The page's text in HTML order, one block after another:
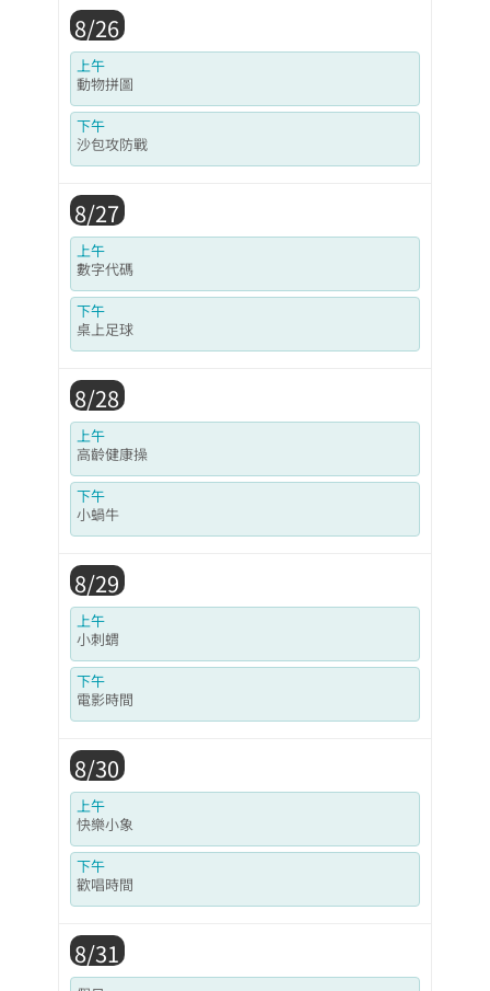
8/26
上午
動物拼圖
下午
沙包攻防戰
8/27
上午
數字代碼
下午
桌上足球
8/28
上午
高齡健康操
下午
小蝸牛
8/29
上午
小刺蝟
下午
電影時間
8/30
上午
快樂小象
下午
歡唱時間
8/31